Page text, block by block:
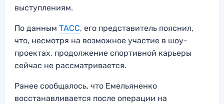
выступлениям.
По данным ТАСС, его представитель пояснил,
что, несмотря на возможное участие в шоу-
проектах, продолжение спортивной карьеры
сейчас не рассматривается.
Ранее сообщалось, что Емельяненко
восстанавливается после операции на